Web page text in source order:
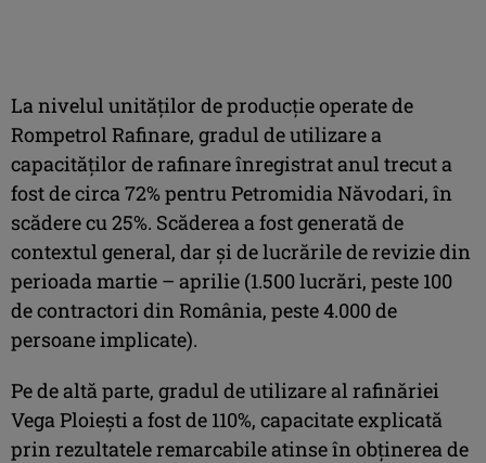
La nivelul unităților de producție operate de
Rompetrol Rafinare, gradul de utilizare a
capacităților de rafinare înregistrat anul trecut a
fost de circa 72% pentru Petromidia Năvodari, în
scădere cu 25%. Scăderea a fost generată de
contextul general, dar și de lucrările de revizie din
perioada martie – aprilie (1.500 lucrări, peste 100
de contractori din România, peste 4.000 de
persoane implicate).
Pe de altă parte, gradul de utilizare al rafinăriei
Vega Ploiești a fost de 110%, capacitate explicată
prin rezultatele remarcabile atinse în obținerea de